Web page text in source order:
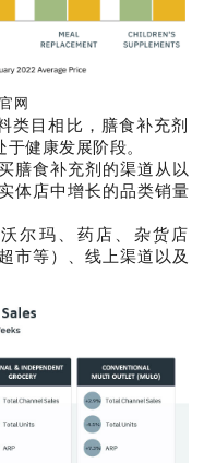
网
类目相比，膳食补充剂
健康发展阶段。
膳食补充剂的渠道从以
体店中增长的品类销量
尔玛、药店、杂货店
市等）、线上渠道以及